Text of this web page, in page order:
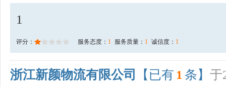
1
评分： 服务态度： 1 服务质量： 1 诚信度： 1
浙江新颜物流有限公司 【已有 1 条】 于